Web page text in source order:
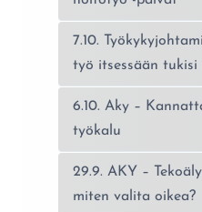
7.10.
työ itsessään tukisi
6.10. Aky –
työkalu
29.9. AKY –
miten valita oikea?